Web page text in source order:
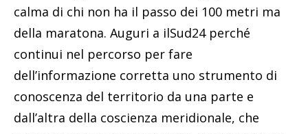
calma di chi non ha il passo dei 100 metri ma
della maratona. Auguri a ilSud24 perché
continui nel percorso per fare
dell’informazione corretta uno strumento di
conoscenza del territorio da una parte e
dall’altra della coscienza meridionale, che